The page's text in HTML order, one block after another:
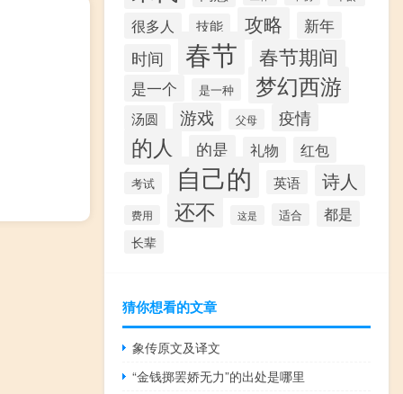
很多人 技能 攻略 新年
时间 春节 春节期间
是一个 是一种 梦幻西游
汤圆 游戏 父母 疫情
的人 的是 礼物 红包
考试 自己的 英语 诗人
费用 还不 这是 适合 都是
长辈
猜你想看的文章
象传原文及译文
“金钱掷罢娇无力”的出处是哪里